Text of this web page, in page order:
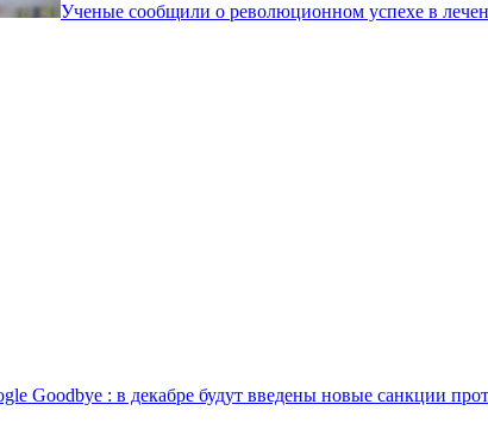
Ученые сообщили о революционном успехе в
Goodbye : в декабре будут введены новые санкции